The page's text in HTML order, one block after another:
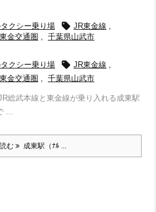
クシー乗り場  JR東金線 ,
金交通圏 , 千葉県山武市
クシー乗り場  JR東金線 ,
金交通圏 , 千葉県山武市
総武本線と東金線が乗り入れる成東駅
...
む 成東駅（ﾅﾙ ...